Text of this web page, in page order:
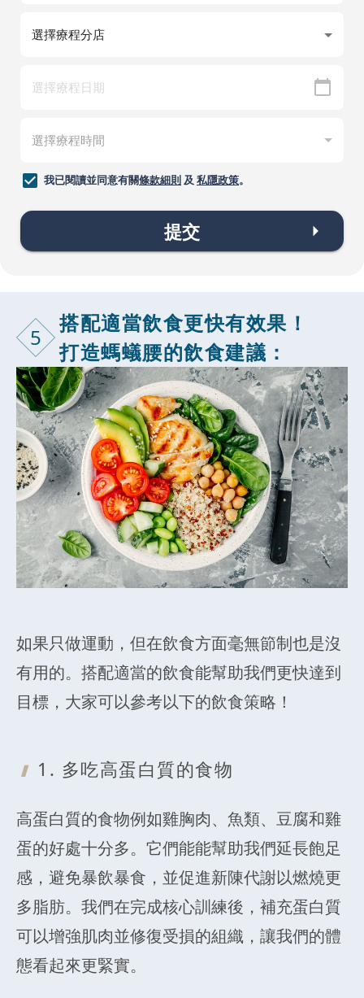
我已閱讀並同意有關條款細則及 私隱政策。
提交
5
搭配適當飲食更快有效果！
打造螞蟻腰的飲食建議：
如果只做運動，但在飲食方面毫無節制也是沒
有用的。搭配適當的飲食能幫助我們更快達到
目標，大家可以參考以下的飲食策略！
1. 多吃高蛋白質的食物
高蛋白質的食物例如雞胸肉、魚類、豆腐和雞
蛋的好處十分多。它們能能幫助我們延長飽足
感，避免暴飲暴食，並促進新陳代謝以燃燒更
多脂肪。我們在完成核心訓練後，補充蛋白質
可以增強肌肉並修復受損的組織，讓我們的體
態看起來更緊實。